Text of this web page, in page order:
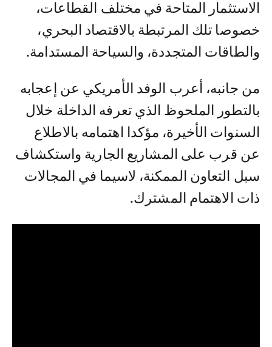
الاستثمار المتاحة في مختلف القطاعات،
خصوصا تلك المرتبطة بالاقتصاد البحري،
والطاقات المتجددة، والسياحة المستدامة.
من جانبه، أعرب الوفد الأمريكي عن إعجابه
بالتطور الملحوظ الذي تعرفه الداخلة خلال
السنوات الأخيرة، مؤكدا اهتمامه بالاطلاع
عن قرب على المشاريع الجارية واستكشاف
سبل التعاون الممكنة، لاسيما في المجالات
ذات الاهتمام المشترك.